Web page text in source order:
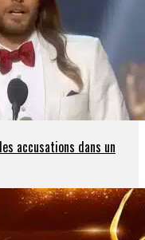
accusations dans un